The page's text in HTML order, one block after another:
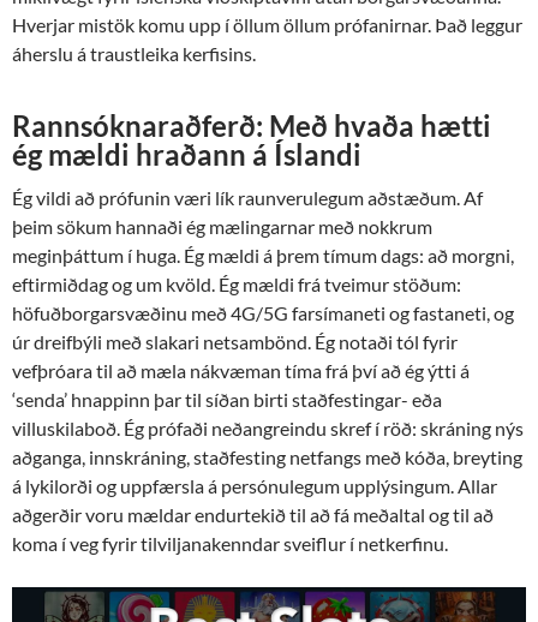
Hverjar mistök komu upp í öllum öllum prófanirnar. Það leggur
áherslu á traustleika kerfisins.
Rannsóknaraðferð: Með hvaða hætti
ég mældi hraðann á Íslandi
Ég vildi að prófunin væri lík raunverulegum aðstæðum. Af
þeim sökum hannaði ég mælingarnar með nokkrum
meginþáttum í huga. Ég mældi á þrem tímum dags: að morgni,
eftirmiðdag og um kvöld. Ég mældi frá tveimur stöðum:
höfuðborgarsvæðinu með 4G/5G farsímaneti og fastaneti, og
úr dreifbýli með slakari netsambönd. Ég notaði tól fyrir
vefþróara til að mæla nákvæman tíma frá því að ég ýtti á
‘senda’ hnappinn þar til síðan birti staðfestingar- eða
villuskilaboð. Ég prófaði neðangreindu skref í röð: skráning nýs
aðganga, innskráning, staðfesting netfangs með kóða, breyting
á lykilorði og uppfærsla á persónulegum upplýsingum. Allar
aðgerðir voru mældar endurtekið til að fá meðaltal og til að
koma í veg fyrir tilviljanakenndar sveiflur í netkerfinu.